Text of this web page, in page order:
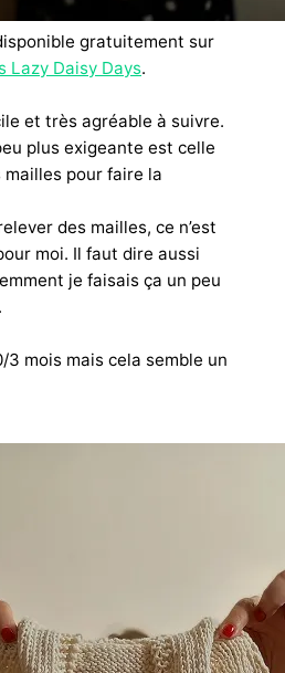
gratuitement sur
Lazy Daisy Days.
et très agréable à suivre.
plus exigeante est celle
pour faire la
des mailles, ce n’est
moi. Il faut dire aussi
je faisais ça un peu
3 mois mais cela semble un